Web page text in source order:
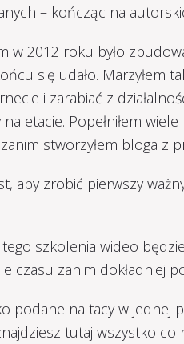
– kończąc na
w 2012 roku było
się udało. Marzyłem
i zarabiać z
etacie. Popełniłem
stworzyłem bloga z
aby zrobić pierwszy
szkolenia wideo
czasu zanim dokładniej
podane na tacy w jednej
tutaj wszystko